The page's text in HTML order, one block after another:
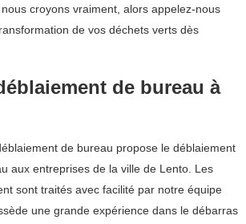
croyons vraiment, alors appelez-nous
de vos déchets verts dès
de bureau à
de bureau propose le déblaiement
aux entreprises de la ville de Lento. Les
sont traités avec facilité par notre équipe
une grande expérience dans le débarras